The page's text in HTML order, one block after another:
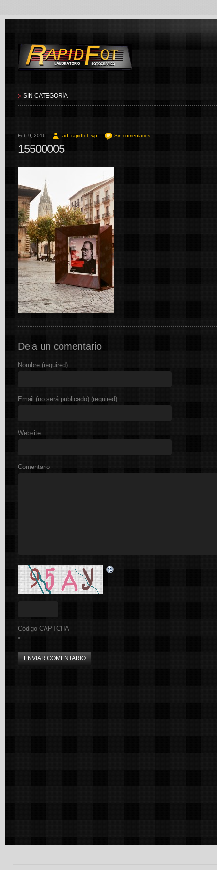
SIN CATEGORÍA
Feb 9, 2016 ad_rapidfot_wp Sin comentarios
15500005
Deja un comentario
Nombre (required)
Email (no será publicado) (required)
Website
Comentario
Código CAPTCHA
*